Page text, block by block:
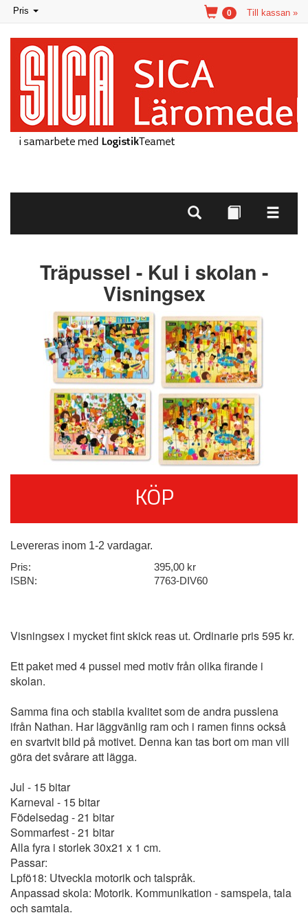
Toggle
navigation
Pris Till kassan »
0
Träpussel - Kul i skolan -
Visningsex
KÖP
Levereras inom 1-2 vardagar.
Pris:
395,00 kr
ISBN:
7763-DIV60
Visningsex i mycket fint skick reas ut. Ordinarie pris 595 kr.
Ett paket med 4 pussel med motiv från olika firande i
skolan.
Samma fina och stabila kvalitet som de andra pusslena
ifrån Nathan. Har läggvänlig ram och i ramen finns också
en svartvit bild på motivet. Denna kan tas bort om man vill
göra det svårare att lägga.
Jul - 15 bitar
Karneval - 15 bitar
Födelsedag - 21 bitar
Sommarfest - 21 bitar
Alla fyra i storlek 30x21 x 1 cm.
Passar:
Lpfö18: Utveckla motorik och talspråk.
Anpassad skola: Motorik. Kommunikation - samspela, tala
och samtala.